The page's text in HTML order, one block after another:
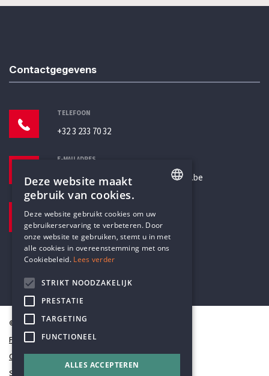
Contactgegevens
TELEFOON
+32 3 233 70 32
E-MAILADRES
secretariaat@humanistischverbond.be
Pottenbrug 4
Antwerpen, 2000
© Humanistisch Verbond 2026
Privacy
Cookiestatement
DUTCH
Deze website maakt
gebruik van cookies.
Deze website gebruikt cookies om uw
gebruikerservaring te verbeteren. Door
onze website te gebruiken, stemt u in met
alle cookies in overeenstemming met ons
Cookiebeleid. Lees verder
STRIKT NOODZAKELIJK
PRESTATIE
TARGETING
FUNCTIONEEL
ALLES ACCEPTEREN